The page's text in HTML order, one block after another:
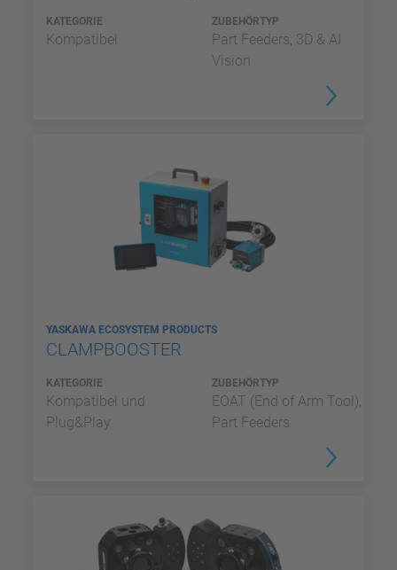
KATEGORIE
Kompatibel
ZUBEHÖRTYP
Part Feeders, 3D & AI
Vision
YASKAWA ECOSYSTEM PRODUCTS
CLAMPBOOSTER
KATEGORIE
Kompatibel und
Plug&Play
ZUBEHÖRTYP
EOAT (End of Arm Tool),
Part Feeders